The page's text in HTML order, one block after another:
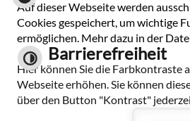
Auf dieser Webseite werden
Cookies gespeichert, um wichtige
ermöglichen. Mehr dazu in der
Barrierefreiheit
Hier können Sie die Farbkontraste
Webseite erhöhen. Sie können
über den Button "Kontrast"